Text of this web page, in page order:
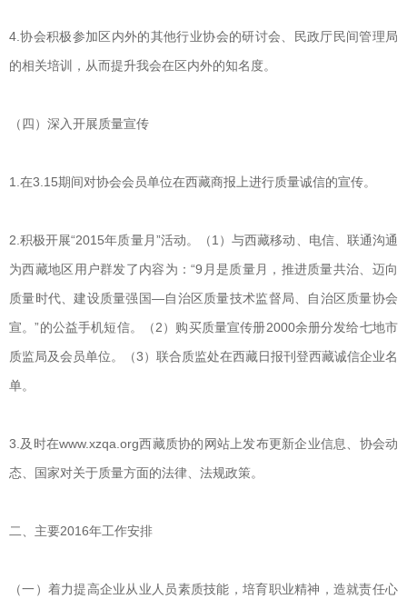
4.协会积极参加区内外的其他行业协会的研讨会、民政厅民间管理局
的相关培训，从而提升我会在区内外的知名度。
（四）深入开展质量宣传
1.在3.15期间对协会会员单位在西藏商报上进行质量诚信的宣传。
2.积极开展“2015年质量月”活动。（1）与西藏移动、电信、联通沟通
为西藏地区用户群发了内容为：“9月是质量月，推进质量共治、迈向
质量时代、建设质量强国—自治区质量技术监督局、自治区质量协会
宣。”的公益手机短信。（2）购买质量宣传册2000余册分发给七地市
质监局及会员单位。（3）联合质监处在西藏日报刊登西藏诚信企业名
单。
3.及时在www.xzqa.org西藏质协的网站上发布更新企业信息、协会动
态、国家对关于质量方面的法律、法规政策。
二、主要2016年工作安排
（一）着力提高企业从业人员素质技能，培育职业精神，造就责任心